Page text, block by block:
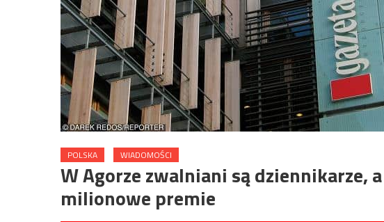
POLSKA WIADOMOŚCI
W Agorze zwalniani są dziennikarze,
milionowe premie